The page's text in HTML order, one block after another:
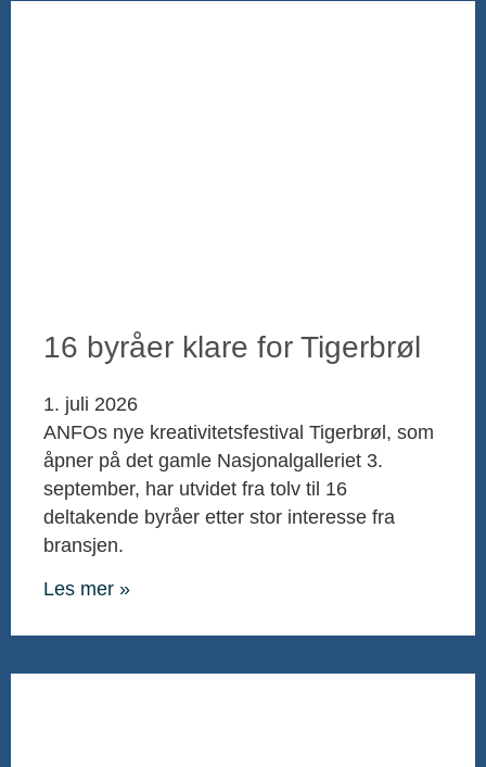
16 byråer klare for Tigerbrøl
1. juli 2026
ANFOs nye kreativitetsfestival Tigerbrøl, som
åpner på det gamle Nasjonalgalleriet 3.
september, har utvidet fra tolv til 16
deltakende byråer etter stor interesse fra
bransjen.
Les mer »